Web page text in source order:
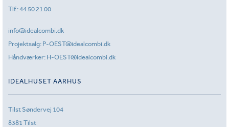
Tlf.:44 50 21 00
info@idealcombi.dk
Projektsalg: P-OEST@idealcombi.dk
Håndværker: H-OEST@idealcombi.dk
IDEALHUSET AARHUS
Tilst Søndervej 104
8381 Tilst